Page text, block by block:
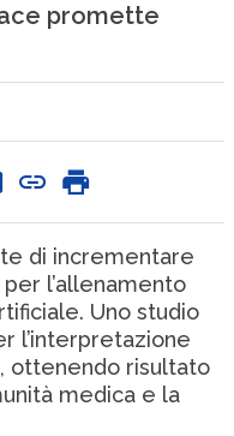
promette
di incrementare
l’allenamento
Uno studio
l’interpretazione
ottenendo risultato
medica e la